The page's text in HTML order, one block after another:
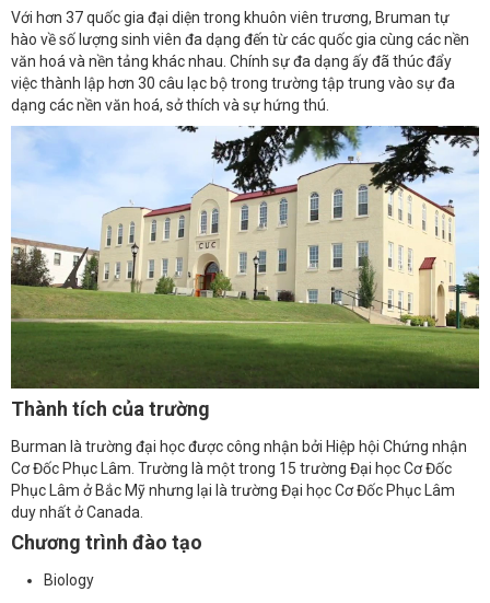
Với hơn 37 quốc gia đại diện trong khuôn viên trương, Bruman tự
hào về số lượng sinh viên đa dạng đến từ các quốc gia cùng các nền
văn hoá và nền tảng khác nhau. Chính sự đa dạng ấy đã thúc đẩy
việc thành lập hơn 30 câu lạc bộ trong trường tập trung vào sự đa
dạng các nền văn hoá, sở thích và sự hứng thú.
Thành tích của trường
Burman là trường đại học được công nhận bởi Hiệp hội Chứng nhận
Cơ Đốc Phục Lâm. Trường là một trong 15 trường Đại học Cơ Đốc
Phục Lâm ở Bắc Mỹ nhưng lại là trường Đại học Cơ Đốc Phục Lâm
duy nhất ở Canada.
Chương trình đào tạo
Biology